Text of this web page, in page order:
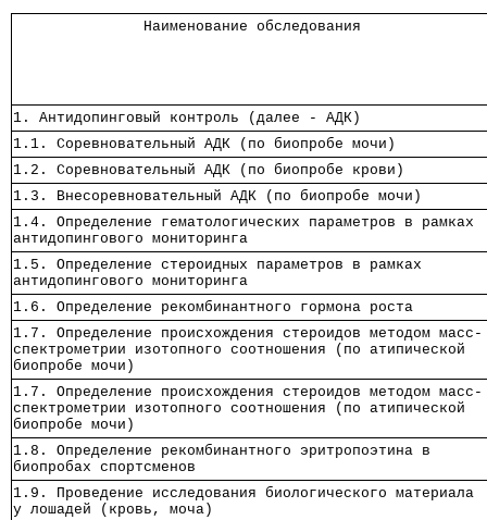
Наименование
1. Антидопинговый контроль
1.1. Соревновательный АДК (по биопробе
1.2. Соревновательный АДК (по биопробе
1.3. Внесоревновательный АДК (по биопробе
1.4. Определение гематологических параметров в
антидопингового
1.5. Определение стероидных параметров в
антидопингового
1.6. Определение рекомбинантного гормона
1.7. Определение происхождения стероидов методом
спектрометрии изотопного соотношения (по
биопробе
1.7. Определение происхождения стероидов методом
спектрометрии изотопного соотношения (по
биопробе
1.8. Определение рекомбинантного эритропоэтина
биопробах
1.9. Проведение исследования биологического
у лошадей (кровь,